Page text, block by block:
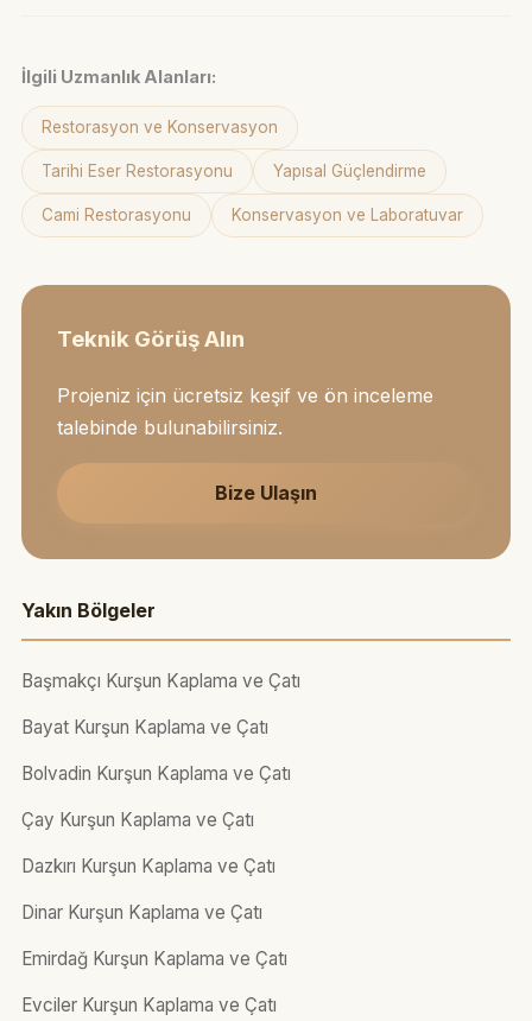
İlgili Uzmanlık Alanları:
Restorasyon ve Konservasyon
Tarihi Eser Restorasyonu Yapısal Güçlendirme
Cami Restorasyonu Konservasyon ve Laboratuvar
Teknik Görüş Alın
Projeniz için ücretsiz keşif ve ön inceleme
talebinde bulunabilirsiniz.
Bize Ulaşın
Yakın Bölgeler
Başmakçı Kurşun Kaplama ve Çatı
Bayat Kurşun Kaplama ve Çatı
Bolvadin Kurşun Kaplama ve Çatı
Çay Kurşun Kaplama ve Çatı
Dazkırı Kurşun Kaplama ve Çatı
Dinar Kurşun Kaplama ve Çatı
Emirdağ Kurşun Kaplama ve Çatı
Evciler Kurşun Kaplama ve Çatı